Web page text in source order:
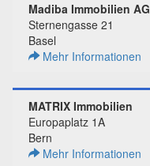
Madiba Immobilien AG
Sternengasse 21
Basel
Mehr Informationen
MATRIX Immobilien
Europaplatz 1A
Bern
Mehr Informationen